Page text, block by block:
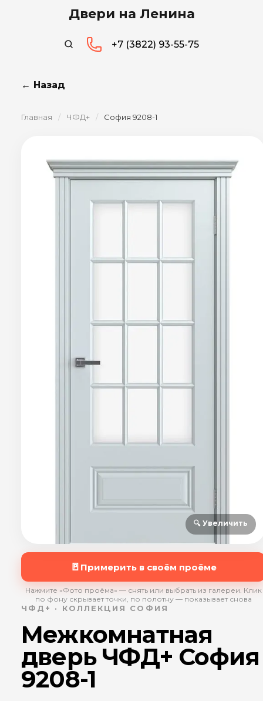
Двери на Ленина
+7 (3822) 93-55-75
← Назад
Главная / ЧФД+ / София 9208-1
🔍 Увеличить
🚪 Примерить в своём проёме
Нажмите «Фото проёма» — снять или выбрать из галереи. Клик
по фону скрывает точки, по полотну — показывает снова
ЧФД+ · КОЛЛЕКЦИЯ СОФИЯ
Межкомнатная
дверь ЧФД+ София
9208-1